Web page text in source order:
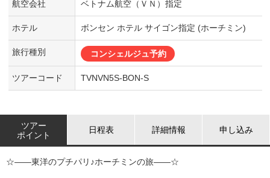
航空会社 ベトナム航空（ＶＮ）指定
ホテル ボンセン ホテル サイゴン指定 (ホーチミン)
旅行種別 コンシェルジュ予約
ツアーコード TVNVN5S-BON-S
ツアー
ポイント
日程表 詳細情報 申し込み
☆――東洋のプチパリ♪ホーチミンの旅――☆